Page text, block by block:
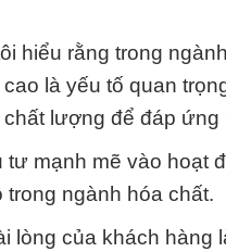
hiểu rằng trong
là yếu tố quan
lượng để đáp ứng
mạnh mẽ vào hoạt
ngành hóa chất.
lòng của khách hàng